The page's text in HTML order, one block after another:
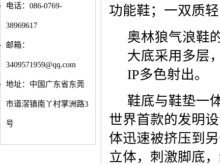
电话：086-0769-
38969617
邮箱：
3409571959@qq.com
地址：中国广东省东莞
市道滘镇南丫村掌洲路3
号
功能鞋；一双质
奥林狼气浪鞋
大底采用多层
IP多色射出。
鞋底与鞋垫一
世界首款的发明
体迅速被挤压到
立体，刺激脚底